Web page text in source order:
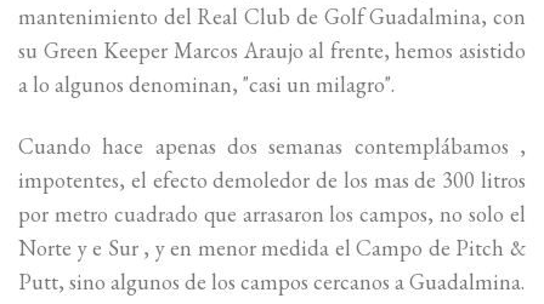
mantenimiento del Real Club de Golf Guadalmina, con
su Green Keeper Marcos Araujo al frente, hemos asistido
a lo algunos denominan, "casi un milagro".
Cuando hace apenas dos semanas contemplábamos ,
impotentes, el efecto demoledor de los mas de 300 litros
por metro cuadrado que arrasaron los campos, no solo el
Norte y e Sur , y en menor medida el Campo de Pitch &
Putt, sino algunos de los campos cercanos a Guadalmina.